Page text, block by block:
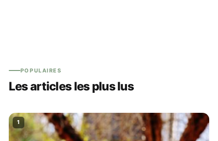
POPULAIRES
Les articles les plus lus
1